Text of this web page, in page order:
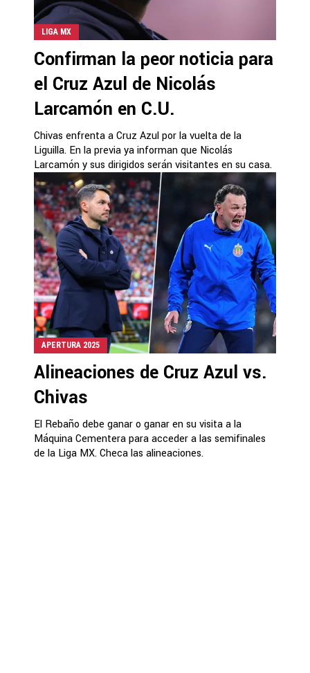
LIGA MX
Confirman la peor noticia para
el Cruz Azul de Nicolás
Larcamón en C.U.
Chivas enfrenta a Cruz Azul por la vuelta de la
Liguilla. En la previa ya informan que Nicolás
Larcamón y sus dirigidos serán visitantes en su casa.
APERTURA 2025
Alineaciones de Cruz Azul vs.
Chivas
El Rebaño debe ganar o ganar en su visita a la
Máquina Cementera para acceder a las semifinales
de la Liga MX. Checa las alineaciones.